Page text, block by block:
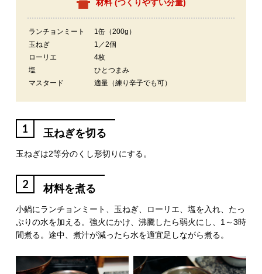
材料 (つくりやすい分量)
ランチョンミート
1缶（200g）
玉ねぎ
1／2個
ローリエ
4枚
塩
ひとつまみ
マスタード
適量（練り辛子でも可）
1 玉ねぎを切る
玉ねぎは2等分のくし形切りにする。
2 材料を煮る
小鍋にランチョンミート、玉ねぎ、ローリエ、塩を入れ、たっ
ぷりの水を加える。強火にかけ、沸騰したら弱火にし、1～3時
間煮る。途中、煮汁が減ったら水を適宜足しながら煮る。